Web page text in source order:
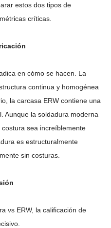
estos dos tipos de
críticas.
en cómo se hacen. La
continua y homogénea
la carcasa ERW contiene una
Aunque la soldadura moderna
sea increíblemente
es estructuralmente
sin costuras.
vs ERW, la calificación de